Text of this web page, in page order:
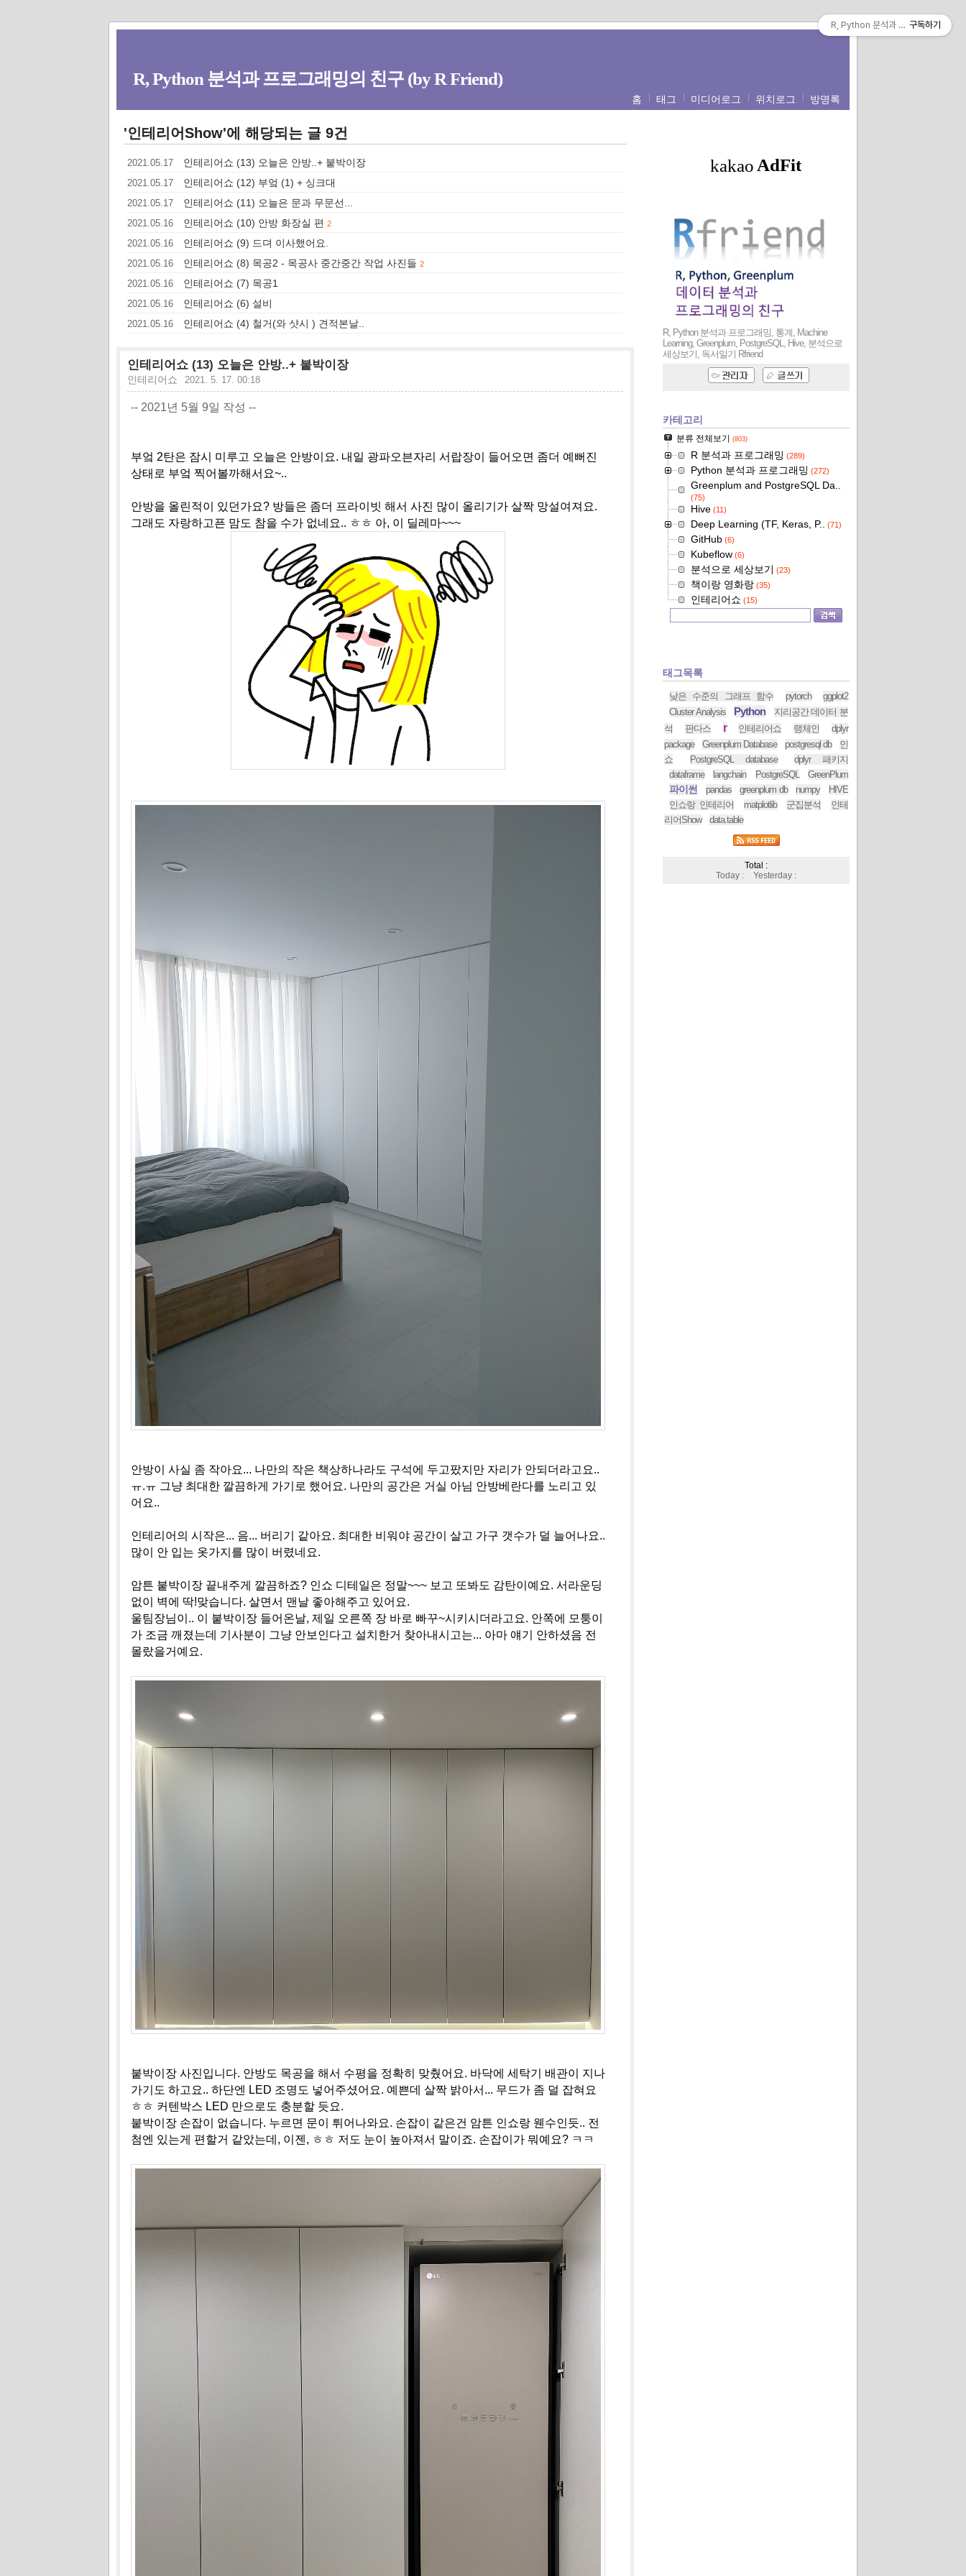
R, Python 분석과 프로그래밍의 친구 (by R Friend)
홈 태그 미디어로그 위치로그 방명록
'인테리어Show'에 해당되는 글 9건
2021.05.17 인테리어쇼 (13) 오늘은 안방..+ 붙박이장
2021.05.17 인테리어쇼 (12) 부엌 (1) + 싱크대
2021.05.17 인테리어쇼 (11) 오늘은 문과 무문선...
2021.05.16 인테리어쇼 (10) 안방 화장실 편 2
2021.05.16 인테리어쇼 (9) 드뎌 이사했어요.
2021.05.16 인테리어쇼 (8) 목공2 - 목공사 중간중간 작업 사진들 2
2021.05.16 인테리어쇼 (7) 목공1
2021.05.16 인테리어쇼 (6) 설비
2021.05.16 인테리어쇼 (4) 철거(와 샷시 ) 견적본날..
인테리어쇼 (13) 오늘은 안방..+ 붙박이장
인테리어쇼 2021. 5. 17. 00:18
-- 2021년 5월 9일 작성 --
부엌 2탄은 잠시 미루고 오늘은 안방이요. 내일 광파오븐자리 서랍장이 들어오면 좀더 예뻐진
상태로 부엌 찍어볼까해서요~..
안방을 올린적이 있던가요? 방들은 좀더 프라이빗 해서 사진 많이 올리기가 살짝 망설여져요.
그래도 자랑하고픈 맘도 참을 수가 없네요.. ㅎㅎ 아, 이 딜레마~~~
안방이 사실 좀 작아요... 나만의 작은 책상하나라도 구석에 두고팠지만 자리가 안되더라고요..
ㅠ.ㅠ 그냥 최대한 깔끔하게 가기로 했어요. 나만의 공간은 거실 아님 안방베란다를 노리고 있
어요..
인테리어의 시작은... 음... 버리기 같아요. 최대한 비워야 공간이 살고 가구 갯수가 덜 늘어나요..
많이 안 입는 옷가지를 많이 버렸네요.
암튼 붙박이장 끝내주게 깔끔하죠? 인쇼 디테일은 정말~~~ 보고 또봐도 감탄이예요. 서라운딩
없이 벽에 딱!맞습니다. 살면서 맨날 좋아해주고 있어요.
울팀장님이.. 이 붙박이장 들어온날, 제일 오른쪽 장 바로 빠꾸~시키시더라고요. 안쪽에 모퉁이
가 조금 깨졌는데 기사분이 그냥 안보인다고 설치한거 찾아내시고는... 아마 얘기 안하셨음 전
몰랐을거예요.
붙박이장 사진입니다. 안방도 목공을 해서 수평을 정확히 맞췄어요. 바닥에 세탁기 배관이 지나
가기도 하고요.. 하단엔 LED 조명도 넣어주셨어요. 예쁜데 살짝 밝아서... 무드가 좀 덜 잡혀요
ㅎㅎ 커텐박스 LED 만으로도 충분할 듯요.
붙박이장 손잡이 없습니다. 누르면 문이 튀어나와요. 손잡이 같은건 암튼 인쇼랑 웬수인듯.. 전
첨엔 있는게 편할거 같았는데, 이젠, ㅎㅎ 저도 눈이 높아져서 말이죠. 손잡이가 뭐예요? ㅋㅋ
R, Python 분석과 프로그래밍, 통계, Machine
Learning, Greenplum, PostgreSQL, Hive, 분석으로
세상보기, 독서일기
Rfriend
카테고리
분류 전체보기 (803)
R 분석과 프로그래밍 (289)
Python 분석과 프로그래밍 (272)
Greenplum and PostgreSQL Da..
(75)
Hive (11)
Deep Learning (TF, Keras, P.. (71)
GitHub (6)
Kubeflow (6)
분석으로 세상보기 (23)
책이랑 영화랑 (35)
인테리어쇼 (15)
태그목록
낮은 수준의 그래프 함수 pytorch
ggplot2
Cluster Analysis
Python
지리공간 데이터 분
석
판다스 r 인테리어쇼 랭체인
dplyr
package
Greenplum Database postgresql db
인
쇼
PostgreSQL database
dplyr 패키지
dataframe
langchain PostgreSQL GreenPlum
파이썬 pandas greenplum db numpy
HIVE
인쇼랑 인테리어
matplotlib 군집분석
인테
리어Show
data.table
Total :
Today :
Yesterday :
R, Python 분석과 프로그래밍의 친
구독하기